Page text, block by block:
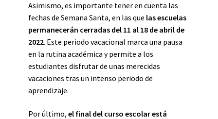
Asimismo, es importante tener en cuenta las
fechas de Semana Santa, en las que las escuelas
permanecerán cerradas del 11 al 18 de abril de
2022. Este periodo vacacional marca una pausa
en la rutina académica y permite a los
estudiantes disfrutar de unas merecidas
vacaciones tras un intenso periodo de
aprendizaje.
Por último, el final del curso escolar está